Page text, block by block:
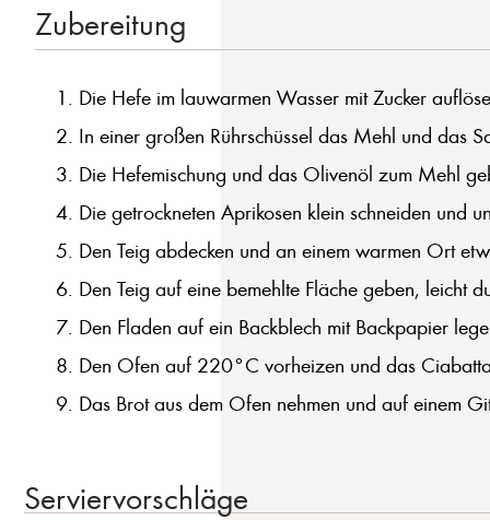
Zubereitung
Die Hefe im lauwarmen Wasser mit Zucker
In einer großen Rührschüssel das Mehl und das
Die Hefemischung und das Olivenöl zum Mehl
Die getrockneten Aprikosen klein schneiden und
Den Teig abdecken und an einem warmen Ort
Den Teig auf eine bemehlte Fläche geben, leicht
Den Fladen auf ein Backblech mit Backpapier
Den Ofen auf 220°C vorheizen und das
Das Brot aus dem Ofen nehmen und auf einem
Serviervorschläge